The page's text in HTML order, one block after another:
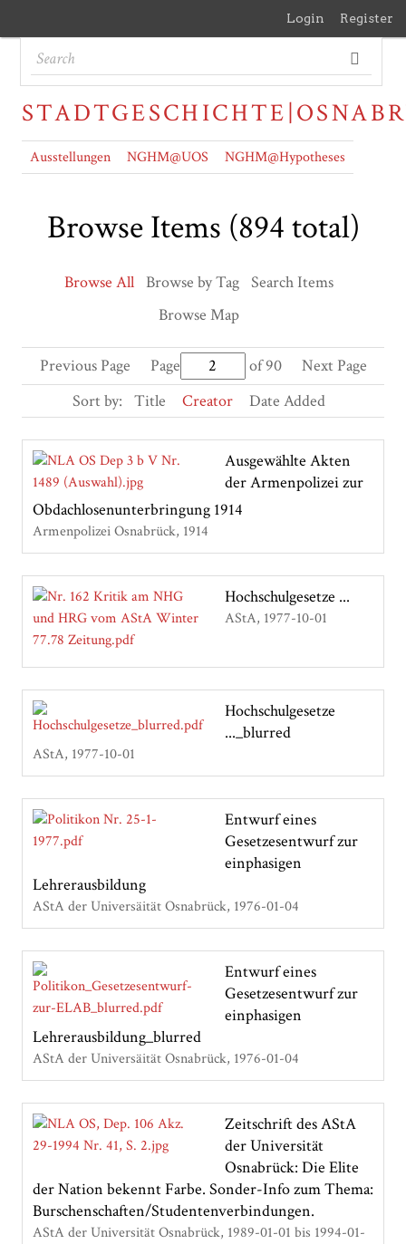
Login Register
Ausstellungen NGHM@UOS NGHM@Hypotheses
Browse Items (894 total)
Browse All Browse by Tag Search Items
Browse Map
Previous Page Page of 90
Next Page
Sort by:
Title Creator Date Added
Ausgewählte Akten
der Armenpolizei zur
Obdachlosenunterbringung 1914
Armenpolizei Osnabrück 1914
Hochschulgesetze ...
AStA 1977-10-01
Hochschulgesetze
..._blurred
AStA 1977-10-01
Entwurf eines
Gesetzesentwurf zur
einphasigen
Lehrerausbildung
AStA der Universäität Osnabrück 1976-01-04
Entwurf eines
Gesetzesentwurf zur
einphasigen
Lehrerausbildung_blurred
AStA der Universäität Osnabrück 1976-01-04
Zeitschrift des AStA
der Universität
Osnabrück: Die Elite
der Nation bekennt Farbe. Sonder-Info zum Thema:
Burschenschaften/Studentenverbindungen.
AStA der Universität Osnabrück 1989-01-01 bis 1994-01-